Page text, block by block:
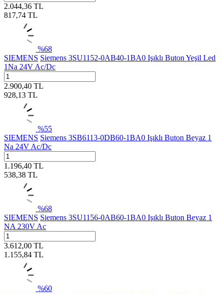
2.044,36 TL
817,74 TL
%68
SIEMENS Siemens 3SU1152-0AB40-1BA0 Işıklı Buton Yeşil Led
1Na 24V Ac/Dc
2.900,40 TL
928,13 TL
%55
SIEMENS Siemens 3SB6113-0DB60-1BA0 Işıklı Buton Beyaz 1
Na 24V Ac/Dc
1.196,40 TL
538,38 TL
%68
SIEMENS Siemens 3SU1156-0AB60-1BA0 Işıklı Buton Beyaz 1
NA 230V Ac
3.612,00 TL
1.155,84 TL
%60